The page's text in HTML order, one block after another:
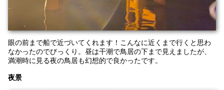
眼の前まで船で近づいてくれます！こんなに近くまで行くと思わ
なかったのでびっくり。昼は干潮で鳥居の下まで見えましたが、
満潮時に見る夜の鳥居も幻想的で良かったです。
夜景